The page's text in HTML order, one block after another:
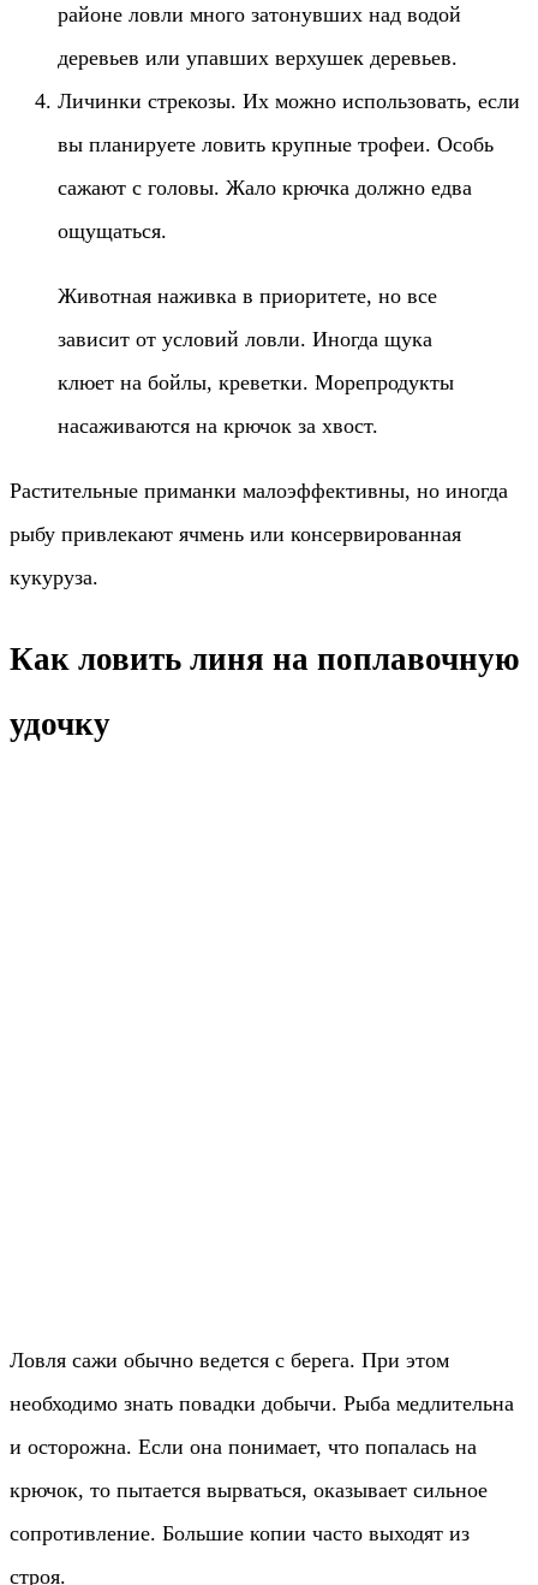
районе ловли много затонувших над водой
деревьев или упавших верхушек деревьев.
Личинки стрекозы. Их можно использовать, если
вы планируете ловить крупные трофеи. Особь
сажают с головы. Жало крючка должно едва
ощущаться.
Животная наживка в приоритете, но все
зависит от условий ловли. Иногда щука
клюет на бойлы, креветки. Морепродукты
насаживаются на крючок за хвост.
Растительные приманки малоэффективны, но иногда
рыбу привлекают ячмень или консервированная
кукуруза.
Как ловить линя на поплавочную
удочку
Ловля сажи обычно ведется с берега. При этом
необходимо знать повадки добычи. Рыба медлительна
и осторожна. Если она понимает, что попалась на
крючок, то пытается вырваться, оказывает сильное
сопротивление. Большие копии часто выходят из
строя.